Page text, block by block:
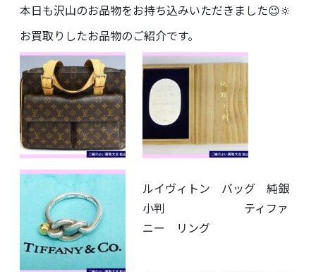
本日も沢山のお品物をお持ち込みいただきました😉🔆
お買取りしたお品物のご紹介です。
ルイヴィトン バッグ 純銀
小判 ティファ
ニー リング